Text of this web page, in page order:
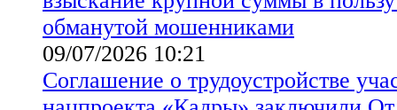
обманутой мошенниками
09/07/2026 10:21
Соглашение о трудоустройстве